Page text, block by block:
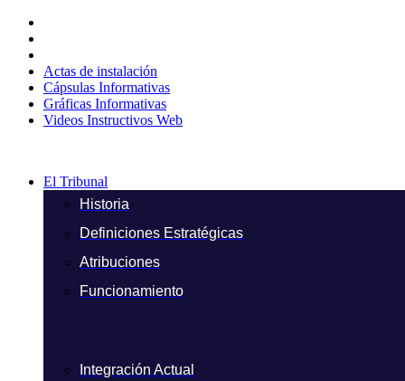
contenido
Actas de instalación
Cápsulas Informativas
Gráficas Informativas
Videos Instructivos Web
El Tribunal
Historia
Definiciones Estratégicas
Atribuciones
Funcionamiento
Integración Actual